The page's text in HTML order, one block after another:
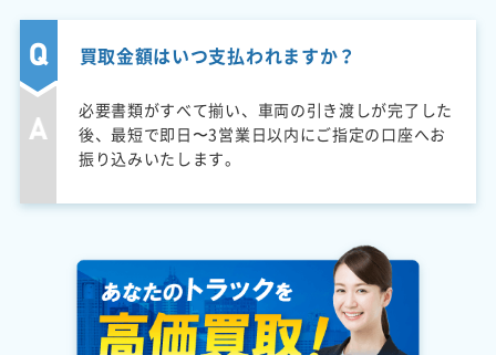
買取金額はいつ支払われますか？
必要書類がすべて揃い、車両の引き渡しが完了した
後、最短で即日〜3営業日以内にご指定の口座へお
振り込みいたします。